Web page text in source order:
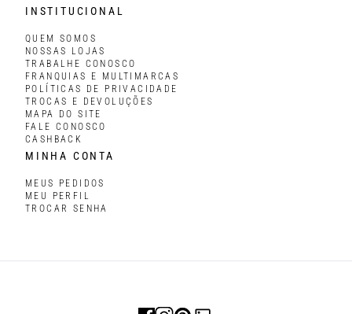
INSTITUCIONAL
QUEM SOMOS
NOSSAS LOJAS
TRABALHE CONOSCO
FRANQUIAS E MULTIMARCAS
POLÍTICAS DE PRIVACIDADE
TROCAS E DEVOLUÇÕES
MAPA DO SITE
FALE CONOSCO
CASHBACK
MINHA CONTA
MEUS PEDIDOS
MEU PERFIL
TROCAR SENHA